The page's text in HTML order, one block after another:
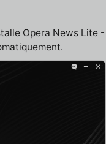
Opera News Lite -